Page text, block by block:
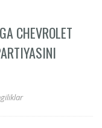
CHEVROLET